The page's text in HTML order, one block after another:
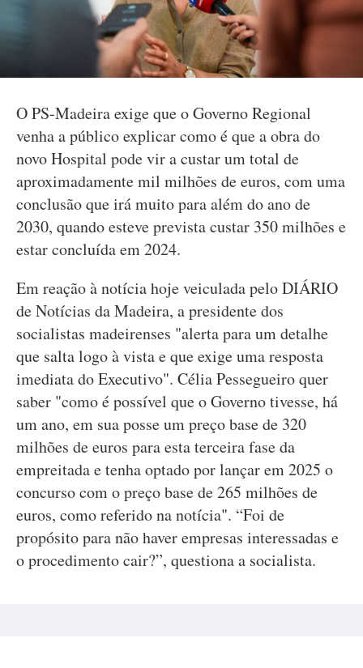
O PS-Madeira exige que o Governo Regional
venha a público explicar como é que a obra do
novo Hospital pode vir a custar um total de
aproximadamente mil milhões de euros, com uma
conclusão que irá muito para além do ano de
2030, quando esteve prevista custar 350 milhões e
estar concluída em 2024.
Em reação à notícia hoje veiculada pelo DIÁRIO
de Notícias da Madeira, a presidente dos
socialistas madeirenses "alerta para um detalhe
que salta logo à vista e que exige uma resposta
imediata do Executivo". Célia Pessegueiro quer
saber "como é possível que o Governo tivesse, há
um ano, em sua posse um preço base de 320
milhões de euros para esta terceira fase da
empreitada e tenha optado por lançar em 2025 o
concurso com o preço base de 265 milhões de
euros, como referido na notícia". “Foi de
propósito para não haver empresas interessadas e
o procedimento cair?”, questiona a socialista.